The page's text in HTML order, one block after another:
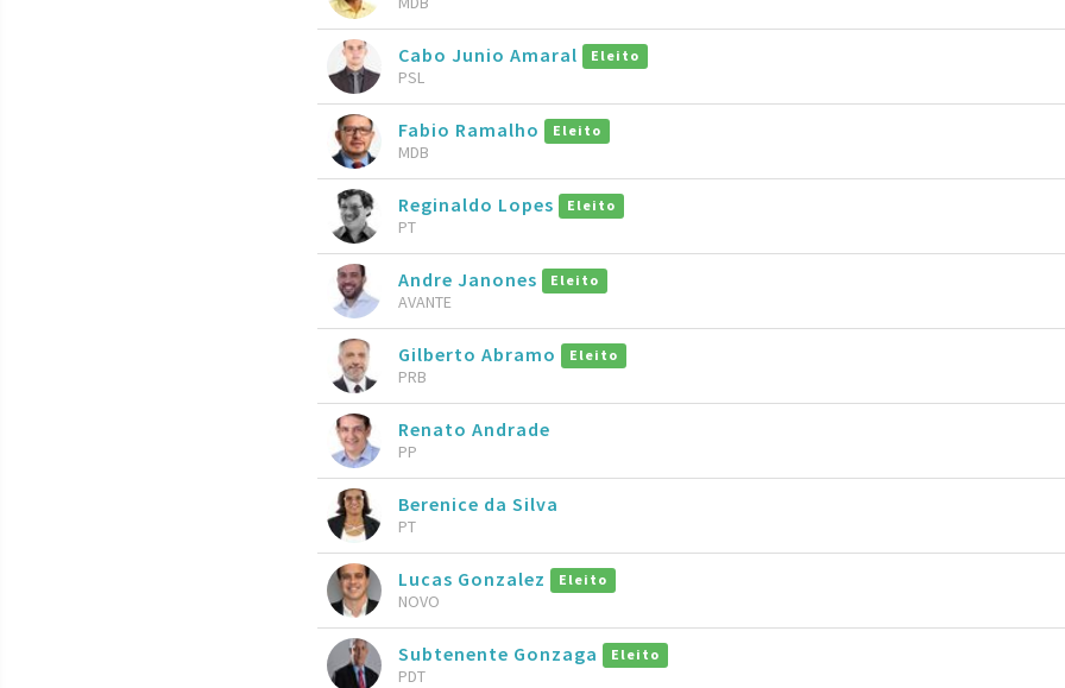
Cabo Junio Amaral Eleito
PSL
Fabio Ramalho Eleito
MDB
Reginaldo Lopes Eleito
PT
Andre Janones Eleito
AVANTE
Gilberto Abramo Eleito
PRB
Renato Andrade
PP
Berenice da Silva
PT
Lucas Gonzalez Eleito
NOVO
Subtenente Gonzaga Eleito
PDT